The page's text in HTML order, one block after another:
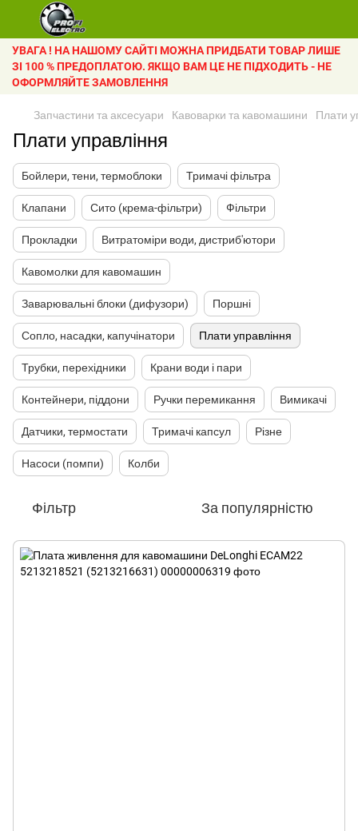
УВАГА ! НА НАШОМУ САЙТІ МОЖНА ПРИДБАТИ ТОВАР ЛИШЕ
ЗІ 100 % ПРЕДОПЛАТОЮ. ЯКЩО ВАМ ЦЕ НЕ ПІДХОДИТЬ - НЕ
ОФОРМЛЯЙТЕ ЗАМОВЛЕННЯ
Запчастини та аксесуари Кавоварки та кавомашини Плати
Плати управління
Бойлери, тени, термоблоки Тримачі фільтра
Клапани Сито (крема-фільтри) Фільтри
Прокладки Витратоміри води, дистриб'ютори
Кавомолки для кавомашин
Заварювальні блоки (дифузори) Поршні
Сопло, насадки, капучінатори Плати управління
Трубки, перехідники Крани води і пари
Контейнери, піддони Ручки перемикання Вимикачі
Датчики, термостати Тримачі капсул Різне
Насоси (помпи) Колби
Фільтр За популярністю